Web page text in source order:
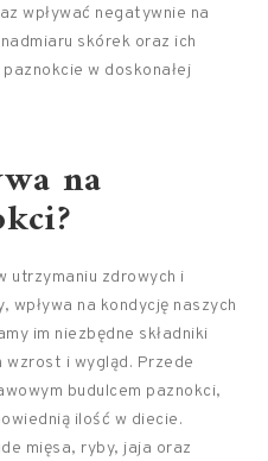
wpływać negatywnie na
skórek oraz ich
w doskonałej
na
utrzymaniu zdrowych i
wpływa na kondycję naszych
im niezbędne składniki
i wygląd. Przede
budulcem paznokci,
ilość w diecie.
mięsa, ryby, jaja oraz